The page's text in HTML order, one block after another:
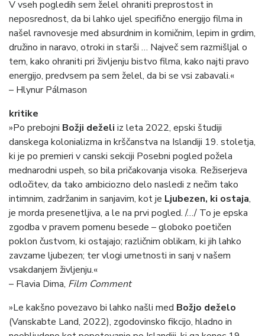
V vseh pogledih sem želel ohraniti preprostost in
neposrednost, da bi lahko ujel specifično energijo filma in
našel ravnovesje med absurdnim in komičnim, lepim in grdim,
družino in naravo, otroki in starši … Največ sem razmišljal o
tem, kako ohraniti pri življenju bistvo filma, kako najti pravo
energijo, predvsem pa sem želel, da bi se vsi zabavali.«
– Hlynur Pálmason
kritike
»Po prebojni Božji deželi iz leta 2022, epski študiji
danskega kolonializma in krščanstva na Islandiji 19. stoletja,
ki je po premieri v canski sekciji Posebni pogled požela
mednarodni uspeh, so bila pričakovanja visoka. Režiserjeva
odločitev, da tako ambiciozno delo nasledi z nečim tako
intimnim, zadržanim in sanjavim, kot je Ljubezen, ki ostaja,
je morda presenetljiva, a le na prvi pogled. /…/ To je epska
zgodba v pravem pomenu besede – globoko poetičen
poklon čustvom, ki ostajajo; različnim oblikam, ki jih lahko
zavzame ljubezen; ter vlogi umetnosti in sanj v našem
vsakdanjem življenju.«
– Flavia Dima, Film Comment
»Le kakšno povezavo bi lahko našli med Božjo deželo
(Vanskabte Land, 2022), zgodovinsko fikcijo, hladno in